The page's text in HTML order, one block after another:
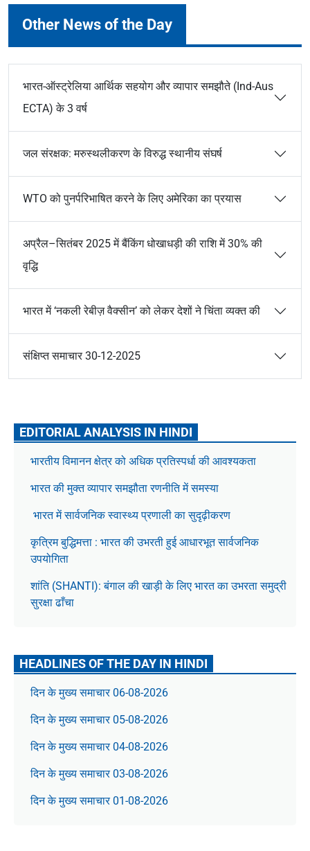
Other News of the Day
भारत-ऑस्ट्रेलिया आर्थिक सहयोग और व्यापार समझौते (Ind-Aus
ECTA) के 3 वर्ष
जल संरक्षक: मरुस्थलीकरण के विरुद्ध स्थानीय संघर्ष
WTO को पुनर्परिभाषित करने के लिए अमेरिका का प्रयास
अप्रैल–सितंबर 2025 में बैंकिंग धोखाधड़ी की राशि में 30% की
वृद्धि
भारत में ‘नकली रेबीज़ वैक्सीन’ को लेकर देशों ने चिंता व्यक्त की
संक्षिप्त समाचार 30-12-2025
EDITORIAL ANALYSIS IN HINDI
भारतीय विमानन क्षेत्र को अधिक प्रतिस्पर्धा की आवश्यकता
भारत की मुक्त व्यापार समझौता रणनीति में समस्या
भारत में सार्वजनिक स्वास्थ्य प्रणाली का सुदृढ़ीकरण
कृत्रिम बुद्धिमत्ता : भारत की उभरती हुई आधारभूत सार्वजनिक
उपयोगिता
शांति (SHANTI): बंगाल की खाड़ी के लिए भारत का उभरता समुद्री
सुरक्षा ढाँचा
HEADLINES OF THE DAY IN HINDI
दिन के मुख्य समाचार 06-08-2026
दिन के मुख्य समाचार 05-08-2026
दिन के मुख्य समाचार 04-08-2026
दिन के मुख्य समाचार 03-08-2026
दिन के मुख्य समाचार 01-08-2026